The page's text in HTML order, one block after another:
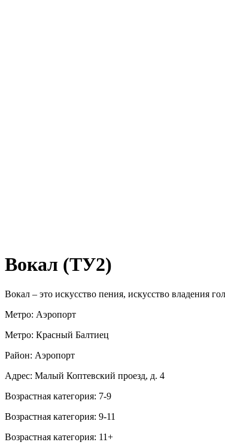
Вокал (ТУ2)
Вокал – это искусство пения, искусство владения
Метро: Аэропорт
Метро: Красный Балтиец
Район: Аэропорт
Адрес: Малый Коптевский проезд, д. 4
Возрастная категория: 7-9
Возрастная категория: 9-11
Возрастная категория: 11+